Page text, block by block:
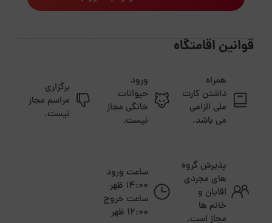
قوانین اقامتگاه
همراه
داشتن کارت
ملی الزامی
می باشد.
ورود
حیوانات
خانگی مجاز
نیست.
برگزاری
مراسم مجاز
نیست.
پذیرش گروه
های مجردی
اقایان و
خانم ها
مجاز است.
ساعت ورود
14:00 ظهر
ساعت خروج
12:00 ظهر